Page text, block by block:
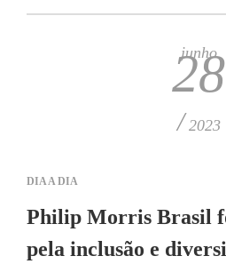
junho
28
/ 2023
DIA A DIA
Philip Morris Brasil
pela inclusão e